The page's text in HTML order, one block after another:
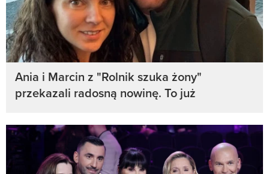
Ania i Marcin z "Rolnik szuka żony"
przekazali radosną nowinę. To już